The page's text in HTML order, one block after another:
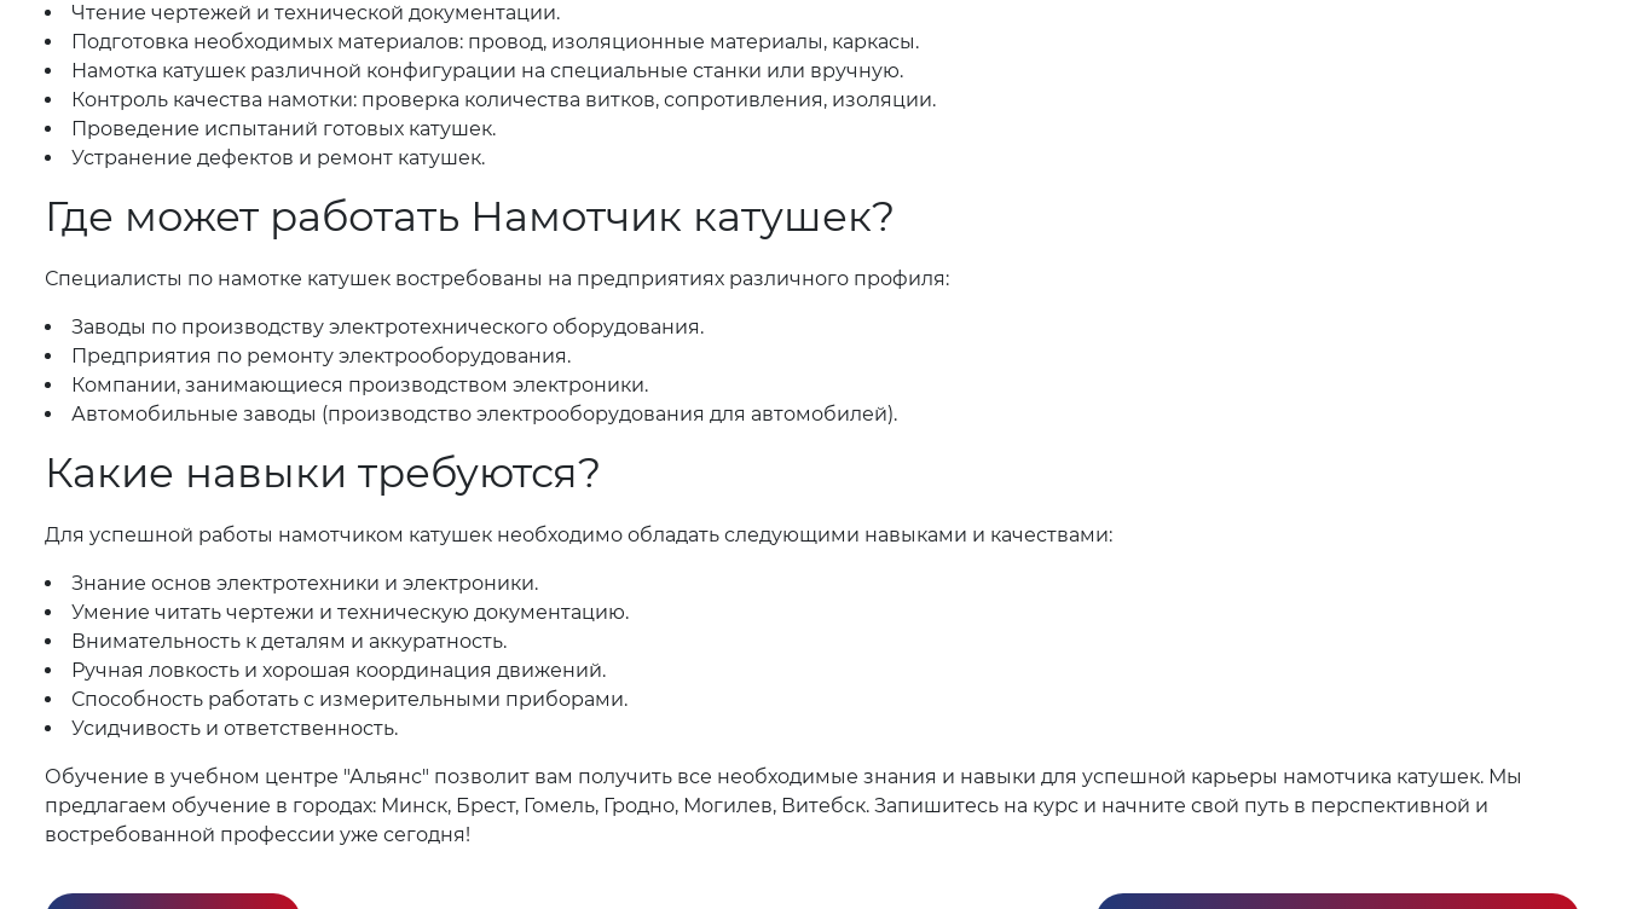
Чтение чертежей и технической документации.
Подготовка необходимых материалов: провод, изоляционные материалы, каркасы.
Намотка катушек различной конфигурации на специальные станки или вручную.
Контроль качества намотки: проверка количества витков, сопротивления, изоляции.
Проведение испытаний готовых катушек.
Устранение дефектов и ремонт катушек.
Где может работать Намотчик катушек?
Специалисты по намотке катушек востребованы на предприятиях различного профиля:
Заводы по производству электротехнического оборудования.
Предприятия по ремонту электрооборудования.
Компании, занимающиеся производством электроники.
Автомобильные заводы (производство электрооборудования для автомобилей).
Какие навыки требуются?
Для успешной работы намотчиком катушек необходимо обладать следующими навыками и качествами:
Знание основ электротехники и электроники.
Умение читать чертежи и техническую документацию.
Внимательность к деталям и аккуратность.
Ручная ловкость и хорошая координация движений.
Способность работать с измерительными приборами.
Усидчивость и ответственность.
Обучение в учебном центре "Альянс" позволит вам получить все необходимые знания и навыки для успешной карьеры намотчика катушек. Мы
предлагаем обучение в городах: Минск, Брест, Гомель, Гродно, Могилев, Витебск. Запишитесь на курс и начните свой путь в перспективной и
востребованной профессии уже сегодня!